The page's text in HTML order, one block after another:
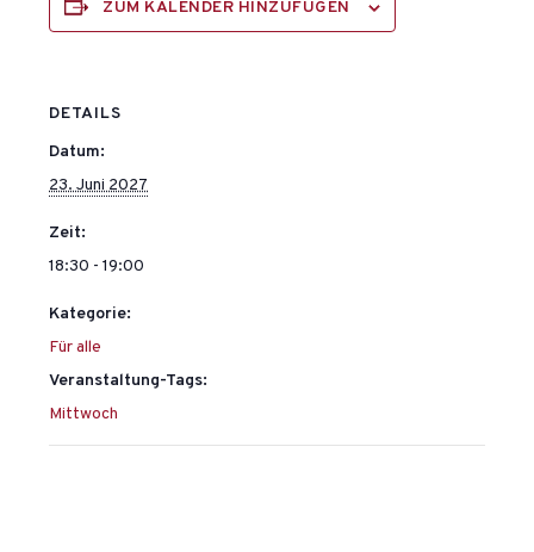
ZUM KALENDER HINZUFÜGEN
DETAILS
Datum:
23. Juni 2027
Zeit:
18:30 - 19:00
Kategorie:
Für alle
Veranstaltung-Tags:
Mittwoch